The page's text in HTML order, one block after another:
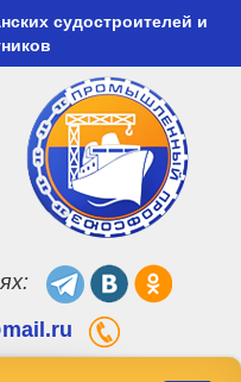
судостроителей и